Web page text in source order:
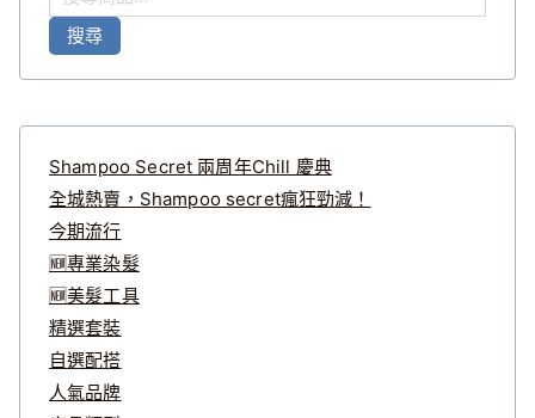
尋
搜尋
Shampoo Secret 兩周年Chill 慶典
全城熱賣，Shampoo secret瘋狂勁減！
今期流行
🆕專業染髮
🆕美髮工具
精選套裝
自選配搭
人氣品牌